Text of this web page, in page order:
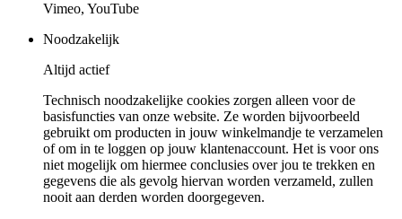
Vimeo, YouTube
Noodzakelijk
Altijd actief
Technisch noodzakelijke cookies zorgen alleen voor de
basisfuncties van onze website. Ze worden bijvoorbeeld
gebruikt om producten in jouw winkelmandje te verzamelen
of om in te loggen op jouw klantenaccount. Het is voor ons
niet mogelijk om hiermee conclusies over jou te trekken en
gegevens die als gevolg hiervan worden verzameld, zullen
nooit aan derden worden doorgegeven.